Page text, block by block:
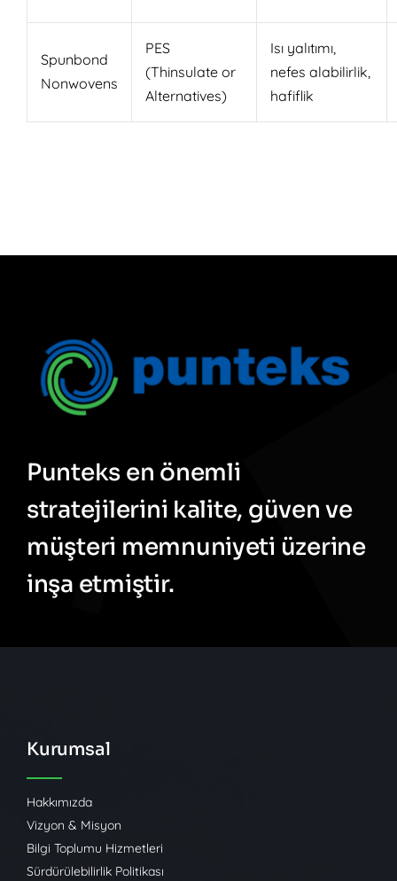
Spunbond
Nonwovens
PES
(Thinsulate or
Alternatives)
Isı yalıtımı,
nefes alabilirlik,
hafiflik
Punteks en önemli
stratejilerini kalite, güven ve
müşteri memnuniyeti üzerine
inşa etmiştir.
Kurumsal
Hakkımızda
Vizyon & Misyon
Bilgi Toplumu Hizmetleri
Sürdürülebilirlik Politikası